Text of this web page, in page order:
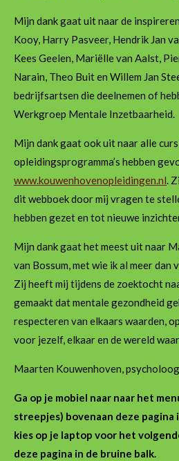
Mijn dank gaat uit naar de
Kooy, Harry Pasveer, Hendrik Jan
Kees Geelen, Mariëlle van Aalst,
Narain, Theo Buit en Willem Jan
bedrijfsartsen die deelnemen of
Werkgroep Mentale Inzetbaarheid.
Mijn dank gaat ook uit naar alle
opleidingsprogramma’s hebben
www.kouwenhovenopleidingen.nl.
dit webboek door mij vragen te
hebben gezet en tot nieuwe
Mijn dank gaat het meest uit naar
van Bossum, met wie ik al meer
Zij heeft mij tijdens de zoektocht
gemaakt dat mentale gezondheid
respecteren van elkaars waarden,
voor jezelf, elkaar en de wereld
Maarten Kouwenhoven,
Ga op je mobiel naar naar het
streepjes) bovenaan deze
kies op je laptop voor het
deze pagina in de bruine balk.